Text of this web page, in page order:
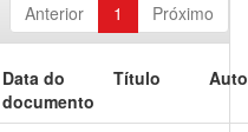
Anterior 1 Próximo
Data do
documento
Título